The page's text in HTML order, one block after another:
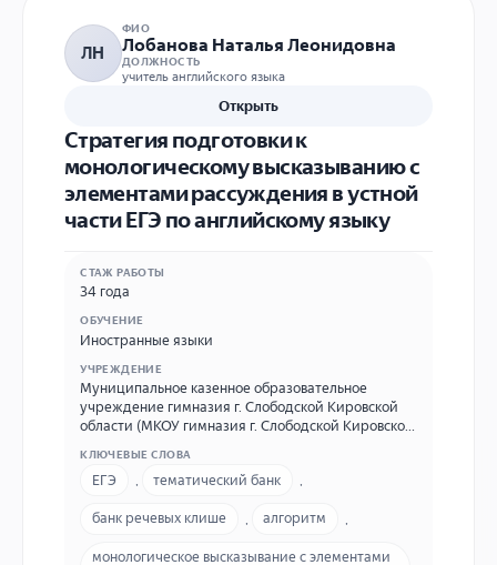
ЛН
ФИО
Лобанова Наталья Леонидовна
ДОЛЖНОСТЬ
учитель английского языка
Открыть
Стратегия подготовки к
монологическому высказыванию с
элементами рассуждения в устной
части ЕГЭ по английскому языку
СТАЖ РАБОТЫ
34 года
ОБУЧЕНИЕ
Иностранные языки
УЧРЕЖДЕНИЕ
Муниципальное казенное образовательное
учреждение гимназия г. Слободской Кировской
области (МКОУ гимназия г. Слободской Кировской
gimslob.narod.ru
КЛЮЧЕВЫЕ СЛОВА
ЕГЭ тематический банк
банк речевых клише алгоритм
монологическое высказывание с элементами